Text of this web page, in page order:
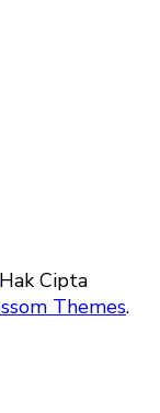
Cipta
Themes.